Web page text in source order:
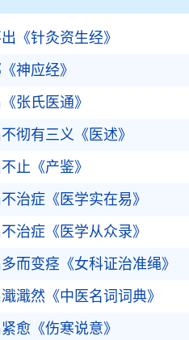
《针灸资生经》
神应经》
张氏医通》
彻有三义《医述》
止《产鉴》
治症《医学实在易》
治症《医学从众录》
而变痉《女科证治准绳》
濈然《中医名词词典》
愈《伤寒说意》